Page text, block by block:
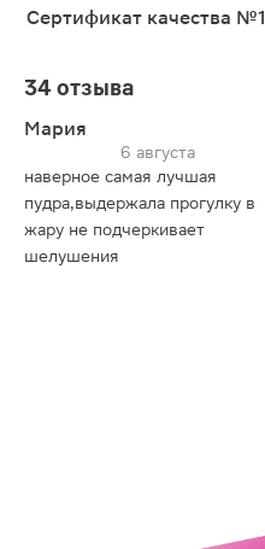
Сертификат качества №1
34 отзыва
Мария
6 августа
наверное самая лучшая
пудра,выдержала прогулку в
жару не подчеркивает
шелушения